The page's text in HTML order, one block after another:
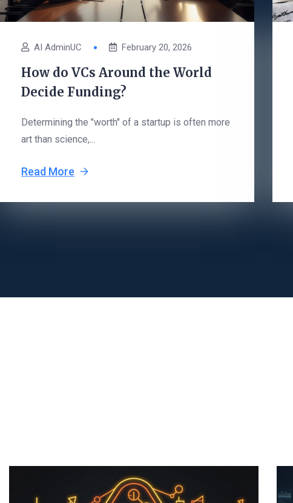
AI AdminUC February 20, 2026
How do VCs Around the World
Decide Funding?
Determining the "worth" of a startup is often more
art than science,...
Read More